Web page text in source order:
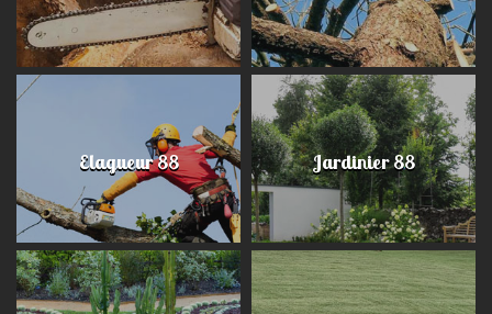
Elagueur 88 Jardinier 88